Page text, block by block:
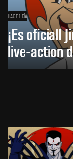
HACE 1 DÍA
¡Es oficial!
live-action